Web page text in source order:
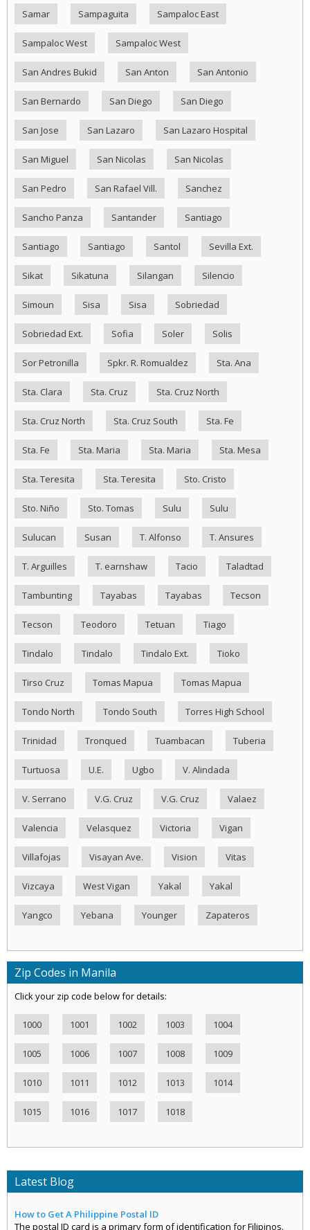
Samar Sampaguita Sampaloc East
Sampaloc West Sampaloc West
San Andres Bukid San Anton San Antonio
San Bernardo San Diego San Diego
San Jose San Lazaro San Lazaro Hospital
San Miguel San Nicolas San Nicolas
San Pedro San Rafael Vill. Sanchez
Sancho Panza Santander Santiago
Santiago Santiago Santol Sevilla Ext.
Sikat Sikatuna Silangan Silencio
Simoun Sisa Sisa Sobriedad
Sobriedad Ext. Sofia Soler Solis
Sor Petronilla Spkr. R. Romualdez Sta. Ana
Sta. Clara Sta. Cruz Sta. Cruz North
Sta. Cruz North Sta. Cruz South Sta. Fe
Sta. Fe Sta. Maria Sta. Maria Sta. Mesa
Sta. Teresita Sta. Teresita Sto. Cristo
Sto. Niño Sto. Tomas Sulu Sulu
Sulucan Susan T. Alfonso T. Ansures
T. Arguilles T. earnshaw Tacio Taladtad
Tambunting Tayabas Tayabas Tecson
Tecson Teodoro Tetuan Tiago
Tindalo Tindalo Tindalo Ext. Tioko
Tirso Cruz Tomas Mapua Tomas Mapua
Tondo North Tondo South Torres High School
Trinidad Tronqued Tuambacan Tuberia
Turtuosa U.E. Ugbo V. Alindada
V. Serrano V.G. Cruz V.G. Cruz Valaez
Valencia Velasquez Victoria Vigan
Villafojas Visayan Ave. Vision Vitas
Vizcaya West Vigan Yakal Yakal
Yangco Yebana Younger Zapateros
Zip Codes in Manila
Click your zip code below for details:
1000 1001 1002 1003 1004
1005 1006 1007 1008 1009
1010 1011 1012 1013 1014
1015 1016 1017 1018
Latest Blog
How to Get A Philippine Postal ID
The postal ID card is a primary form of identification for Filipinos.